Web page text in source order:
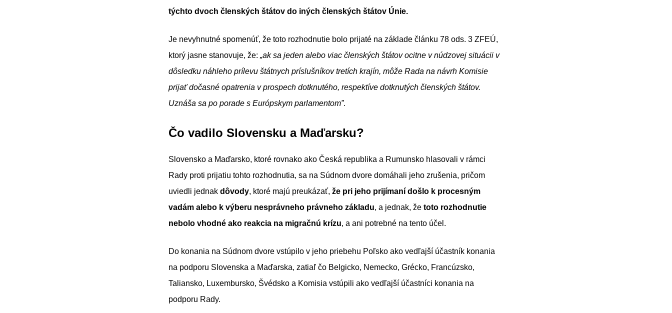
týchto dvoch členských štátov do iných členských štátov Únie.
Je nevyhnutné spomenúť, že toto rozhodnutie bolo prijaté na základe článku 78 ods. 3 ZFEÚ,
ktorý jasne stanovuje, že: „ak sa jeden alebo viac členských štátov ocitne v núdzovej situácii v
dôsledku náhleho prílevu štátnych príslušníkov tretích krajín, môže Rada na návrh Komisie
prijať dočasné opatrenia v prospech dotknutého, respektíve dotknutých členských štátov.
Uznáša sa po porade s Európskym parlamentom”.
Čo vadilo Slovensku a Maďarsku?
Slovensko a Maďarsko, ktoré rovnako ako Česká republika a Rumunsko hlasovali v rámci
Rady proti prijatiu tohto rozhodnutia, sa na Súdnom dvore domáhali jeho zrušenia, pričom
uviedli jednak dôvody, ktoré majú preukázať, že pri jeho prijímaní došlo k procesným
vadám alebo k výberu nesprávneho právneho základu, a jednak, že toto rozhodnutie
nebolo vhodné ako reakcia na migračnú krízu, a ani potrebné na tento účel.
Do konania na Súdnom dvore vstúpilo v jeho priebehu Poľsko ako vedľajší účastník konania
na podporu Slovenska a Maďarska, zatiaľ čo Belgicko, Nemecko, Grécko, Francúzsko,
Taliansko, Luxembursko, Švédsko a Komisia vstúpili ako vedľajší účastníci konania na
podporu Rady.